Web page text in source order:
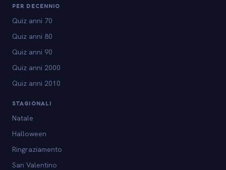
PER DECENNIO
Quiz anni 70
Quiz anni 80
Quiz anni 90
Quiz anni 2000
Quiz anni 2010
STAGIONALI
Natale
Halloween
Ringraziamento
San Valentino